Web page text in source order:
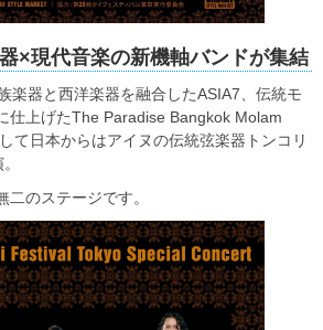
×現代音楽の新機軸バンドが集結
楽器と西洋楽器を融合したASIA7、伝統モ
仕上げたThe Paradise Bangkok Molam
て日本からはアイヌの伝統弦楽器トンコリ
のステージです。